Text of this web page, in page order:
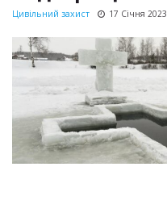
Цивільний захист 17 Січня 2023